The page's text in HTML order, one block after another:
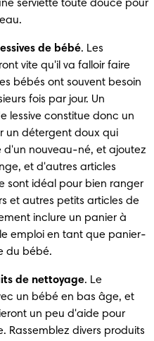
serviette toute douce pour
de bébé. Les
vite qu'il va falloir faire
bébés ont souvent besoin
fois par jour. Un
lessive constitue donc un
un détergent doux qui
d'un nouveau-né, et ajoutez
et d'autres articles
sont idéal pour bien ranger
et autres petits articles de
inclure un panier à
emploi en tant que panier-
du bébé.
de nettoyage. Le
un bébé en bas âge, et
un peu d'aide pour
Rassemblez divers produits